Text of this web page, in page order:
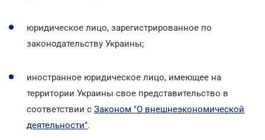
юридическое лицо, зарегистрированное по
законодательству Украины;
иностранное юридическое лицо, имеющее на
территории Украины свое представительство в
соответствии с Законом "О внешнеэкономической
деятельности".